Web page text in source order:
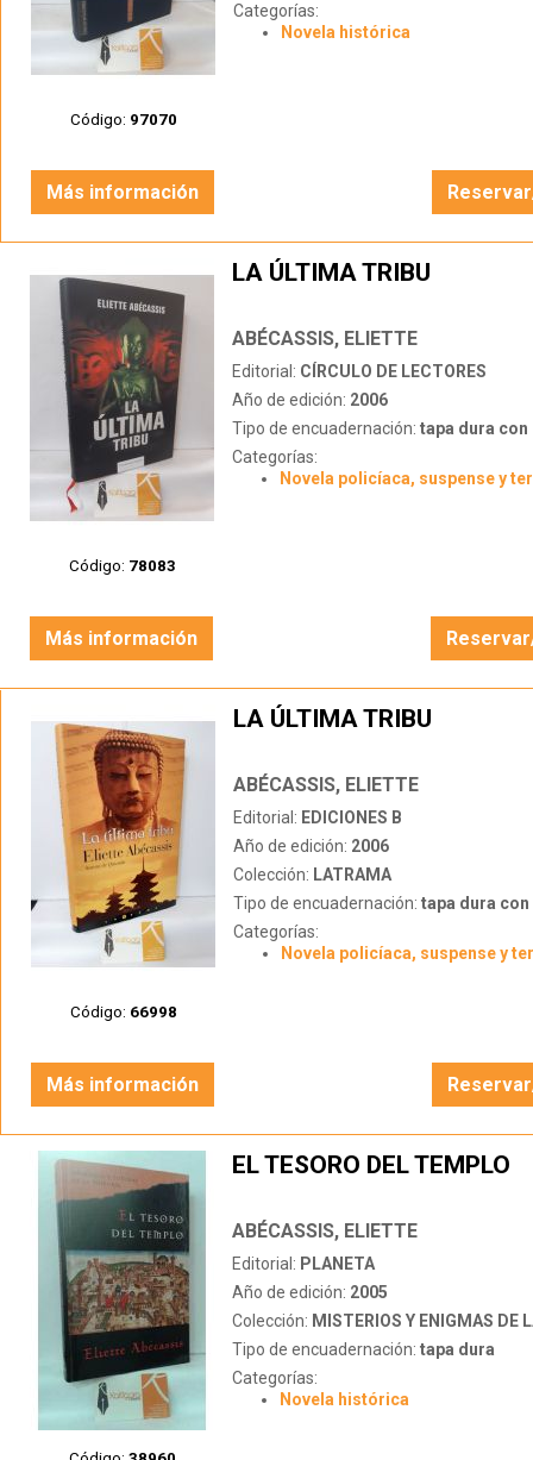
Código: 97070
Categorías:
Novela histórica
Más información
Código: 78083
LA ÚLTIMA TRIBU
ABÉCASSIS, ELIETTE
Editorial: CÍRCULO DE LECTORES
Año de edición: 2006
Tipo de encuadernación: tapa dura con
Categorías:
Novela policíaca, suspense y
Más información
Código: 66998
LA ÚLTIMA TRIBU
ABÉCASSIS, ELIETTE
Editorial: EDICIONES B
Año de edición: 2006
Colección: LATRAMA
Tipo de encuadernación: tapa dura con
Categorías:
Novela policíaca, suspense y
Más información
EL TESORO DEL TEMPLO
ABÉCASSIS, ELIETTE
Editorial: PLANETA
Año de edición: 2005
Colección: MISTERIOS Y ENIGMAS DE
Tipo de encuadernación: tapa dura
Categorías:
Novela histórica